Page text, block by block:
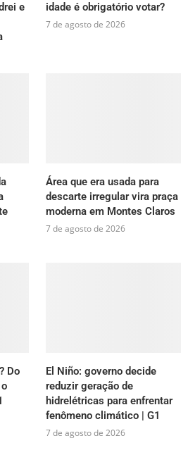
e
idade é obrigatório votar?
7 de agosto de 2026
Área que era usada para
descarte irregular vira praça
moderna em Montes Claros
7 de agosto de 2026
Do
El Niño: governo decide
reduzir geração de
hidrelétricas para enfrentar
fenômeno climático | G1
7 de agosto de 2026